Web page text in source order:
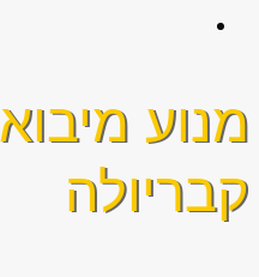
מנוע
קבריולה